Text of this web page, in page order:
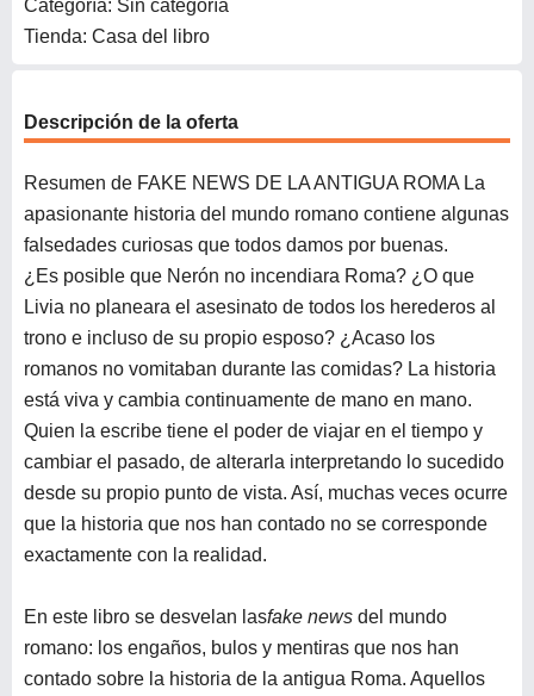
Categoría: Sin categoría
Tienda: Casa del libro
Descripción de la oferta
Resumen de FAKE NEWS DE LA ANTIGUA ROMA La
apasionante historia del mundo romano contiene algunas
falsedades curiosas que todos damos por buenas.
¿Es posible que Nerón no incendiara Roma? ¿O que
Livia no planeara el asesinato de todos los herederos al
trono e incluso de su propio esposo? ¿Acaso los
romanos no vomitaban durante las comidas? La historia
está viva y cambia continuamente de mano en mano.
Quien la escribe tiene el poder de viajar en el tiempo y
cambiar el pasado, de alterarla interpretando lo sucedido
desde su propio punto de vista. Así, muchas veces ocurre
que la historia que nos han contado no se corresponde
exactamente con la realidad.
En este libro se desvelan lasfake news del mundo
romano: los engaños, bulos y mentiras que nos han
contado sobre la historia de la antigua Roma. Aquellos